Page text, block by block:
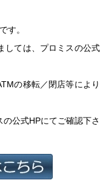
す。
しては、プロミスの公式
の移転／閉店等により
公式HPにてご確認下さ